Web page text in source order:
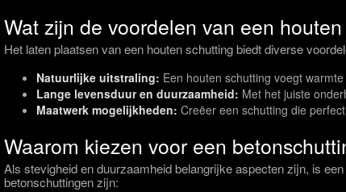
Wat zijn de voordelen van een
Het laten plaatsen van een houten schutting biedt diverse
Natuurlijke uitstraling: Een houten schutting voegt
Lange levensduur en duurzaamheid: Met het juiste
Maatwerk mogelijkheden: Creëer een schutting die
Waarom kiezen voor een
Als stevigheid en duurzaamheid belangrijke aspecten zijn, is
betonschuttingen zijn: